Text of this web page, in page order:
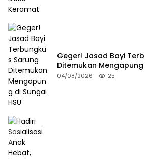
Geger! Jasad Bayi
Ditemukan Mengapung
04/08/2026 25